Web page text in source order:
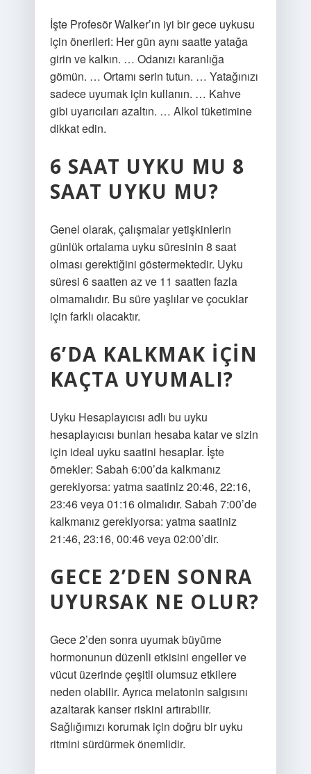
İşte Profesör Walker’ın iyi bir gece uykusu
için önerileri: Her gün aynı saatte yatağa
girin ve kalkın. … Odanızı karanlığa
gömün. … Ortamı serin tutun. … Yatağınızı
sadece uyumak için kullanın. … Kahve
gibi uyarıcıları azaltın. … Alkol tüketimine
dikkat edin.
6 SAAT UYKU MU 8
SAAT UYKU MU?
Genel olarak, çalışmalar yetişkinlerin
günlük ortalama uyku süresinin 8 saat
olması gerektiğini göstermektedir. Uyku
süresi 6 saatten az ve 11 saatten fazla
olmamalıdır. Bu süre yaşlılar ve çocuklar
için farklı olacaktır.
6’DA KALKMAK IÇIN
KAÇTA UYUMALI?
Uyku Hesaplayıcısı adlı bu uyku
hesaplayıcısı bunları hesaba katar ve sizin
için ideal uyku saatini hesaplar. İşte
örnekler: Sabah 6:00’da kalkmanız
gerekiyorsa: yatma saatiniz 20:46, 22:16,
23:46 veya 01:16 olmalıdır. Sabah 7:00’de
kalkmanız gerekiyorsa: yatma saatiniz
21:46, 23:16, 00:46 veya 02:00’dir.
GECE 2’DEN SONRA
UYURSAK NE OLUR?
Gece 2’den sonra uyumak büyüme
hormonunun düzenli etkisini engeller ve
vücut üzerinde çeşitli olumsuz etkilere
neden olabilir. Ayrıca melatonin salgısını
azaltarak kanser riskini artırabilir.
Sağlığımızı korumak için doğru bir uyku
ritmini sürdürmek önemlidir.